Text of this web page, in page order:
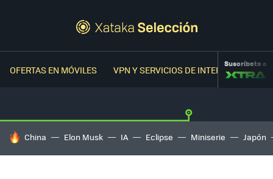
OFERTAS EN MÓVILES VPN Y SERVICIOS DE INTERNETSuscríbete a
HOY SE HABLA DE
China Elon Musk IA Eclipse Miniserie Japón